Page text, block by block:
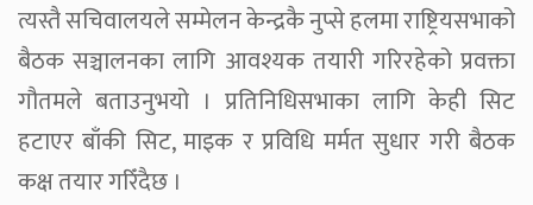
त्यस्तै सचिवालयले सम्मेलन केन्द्रकै नुप्से हलमा राष्ट्रियसभाको
बैठक सञ्चालनका लागि आवश्यक तयारी गरिरहेको प्रवक्ता
गौतमले बताउनुभयो । प्रतिनिधिसभाका लागि केही सिट
हटाएर बाँकी सिट, माइक र प्रविधि मर्मत सुधार गरी बैठक
कक्ष तयार गरिँदैछ ।